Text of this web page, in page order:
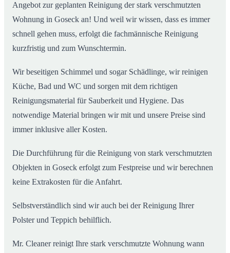
Angebot zur geplanten Reinigung der stark verschmutzten
Wohnung in Goseck an! Und weil wir wissen, dass es immer
schnell gehen muss, erfolgt die fachmännische Reinigung
kurzfristig und zum Wunschtermin.
Wir beseitigen Schimmel und sogar Schädlinge, wir reinigen
Küche, Bad und WC und sorgen mit dem richtigen
Reinigungsmaterial für Sauberkeit und Hygiene. Das
notwendige Material bringen wir mit und unsere Preise sind
immer inklusive aller Kosten.
Die Durchführung für die Reinigung von stark verschmutzten
Objekten in Goseck erfolgt zum Festpreise und wir berechnen
keine Extrakosten für die Anfahrt.
Selbstverständlich sind wir auch bei der Reinigung Ihrer
Polster und Teppich behilflich.
Mr. Cleaner reinigt Ihre stark verschmutzte Wohnung wann